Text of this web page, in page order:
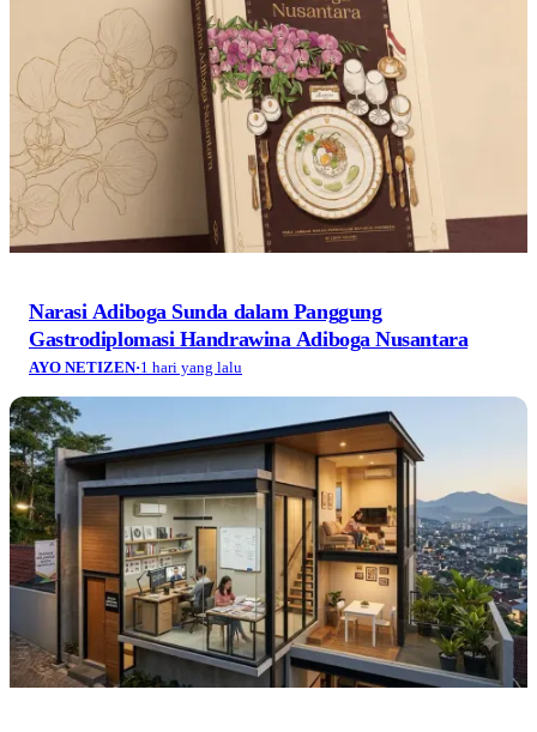
Narasi Adiboga Sunda dalam Panggung
Gastrodiplomasi Handrawina Adiboga Nusantara
AYO NETIZEN·1 hari yang lalu